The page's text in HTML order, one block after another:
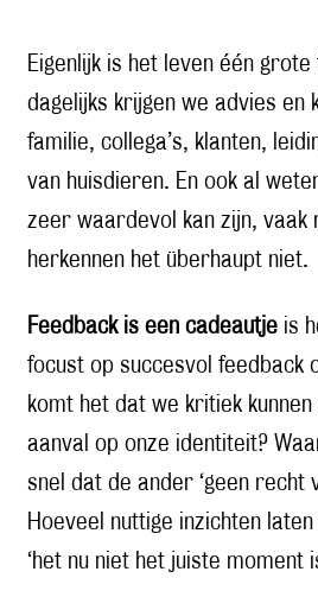
Eigenlijk is het leven één
dagelijks krijgen we advies en
familie, collega’s, klanten,
van huisdieren. En ook al
zeer waardevol kan zijn, vaak
herkennen het überhaupt niet.
Feedback is een cadeautje is
focust op succesvol feedback
komt het dat we kritiek
aanval op onze identiteit?
snel dat de ander ‘geen recht
Hoeveel nuttige inzichten
‘het nu niet het juiste moment